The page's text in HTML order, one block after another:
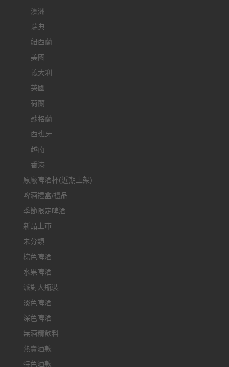
澳洲
瑞典
紐西蘭
美國
義大利
英國
荷蘭
蘇格蘭
西班牙
越南
香港
原廠啤酒杯(近期上架)
啤酒禮盒/禮品
季節限定啤酒
新品上市
未分類
棕色啤酒
水果啤酒
派對大瓶裝
淡色啤酒
深色啤酒
無酒精飲料
熱賣酒款
特色酒款